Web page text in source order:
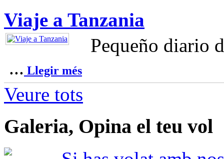
Viaje a Tanzania
Pequeño diario
... Llegir més
Veure tots
Galeria, Opina el teu vol